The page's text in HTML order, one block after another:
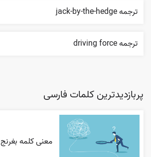
ترجمه jack-by-the-hedge
ترجمه driving force
پربازدیدترین کلمات فارسی
معنی کلمه بغرنج